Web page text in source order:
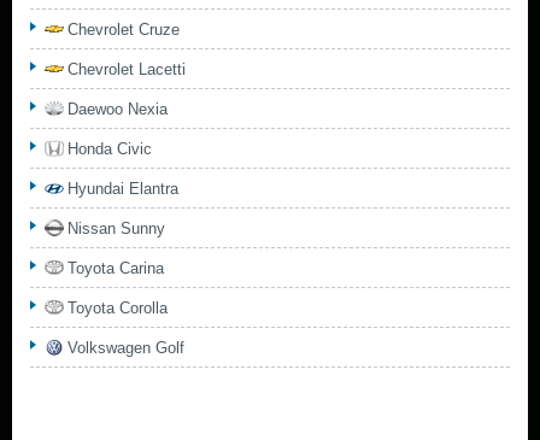
Chevrolet Cruze
Chevrolet Lacetti
Daewoo Nexia
Honda Civic
Hyundai Elantra
Nissan Sunny
Toyota Carina
Toyota Corolla
Volkswagen Golf